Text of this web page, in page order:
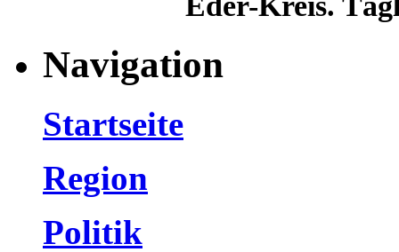
Navigation
Startseite
Region
Politik